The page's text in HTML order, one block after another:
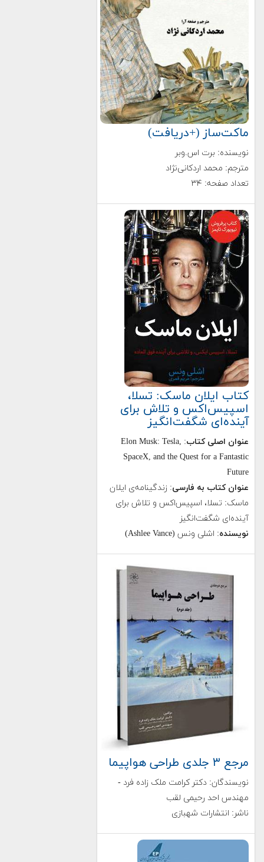
ماکت‌ساز (+دریافت)
نویسنده: برت اس.وبر
مترجم: محمد اردکانی‌نژاد
تعداد صفحه: ۳۴
کتاب ایلان ماسک: تسلا،
اسپیس‌اکس و تلاش برای
آینده‌ای شگفت‌انگیز
عنوان اصلی کتاب : Elon Musk: Tesla,
SpaceX, and the Quest for a Fantastic
Future
عنوان کتاب به فارسی: زندگینامه‌ی ایلان
ماسک: تسلا، اسپیس‌اکس و تلاش برای
آینده‌ای شگفت‌انگیز
نویسنده: اشلی ونس (Ashlee Vance)
مرجع ۳ جلدی طراحی هواپیما
نویسندگان: دکتر کرامت ملک زاده فرد -
مهندس احد رحیمی لقب
ناشر: انتشارات شهبازی